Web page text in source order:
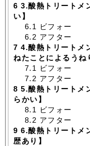
6 3.酸熱トリートメ
い】
6.1 ビフォー
6.2 アフター
7 4.酸熱トリートメ
ねたことによるうね
7.1 ビフォー
7.2 アフター
8 5.酸熱トリートメ
らかい】
8.1 ビフォー
8.2 アフター
9 6.酸熱トリートメ
歴あり】